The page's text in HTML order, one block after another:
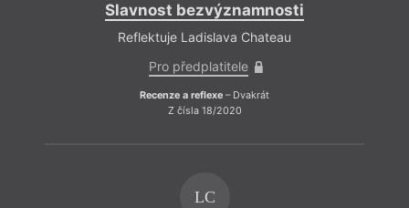
Slavnost bezvýznamnosti
Reflektuje Ladislava Chateau
Pro předplatitele
Recenze a reflexe – Dvakrát
Z čísla 18/2020
LC